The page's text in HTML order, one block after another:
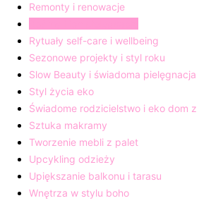
Remonty i renowacje
Rytuały self-care i wellbeing
Sezonowe projekty i styl roku
Slow Beauty i świadoma pielęgnacja
Styl życia eko
Świadome rodzicielstwo i eko dom
Sztuka makramy
Tworzenie mebli z palet
Upcykling odzieży
Upiększanie balkonu i tarasu
Wnętrza w stylu boho